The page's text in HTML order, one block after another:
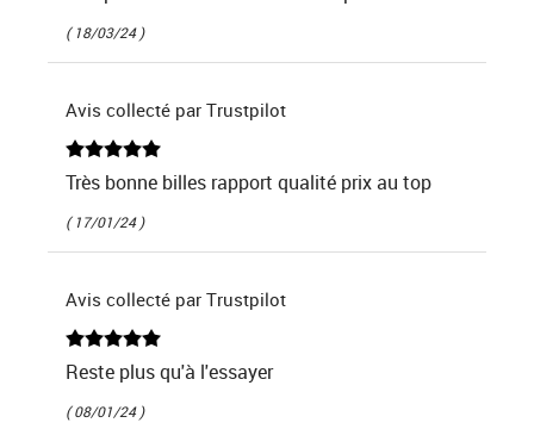
( 18/03/24 )
Avis collecté par Trustpilot
Très bonne billes rapport qualité prix au top
( 17/01/24 )
Avis collecté par Trustpilot
Reste plus qu'à l'essayer
( 08/01/24 )